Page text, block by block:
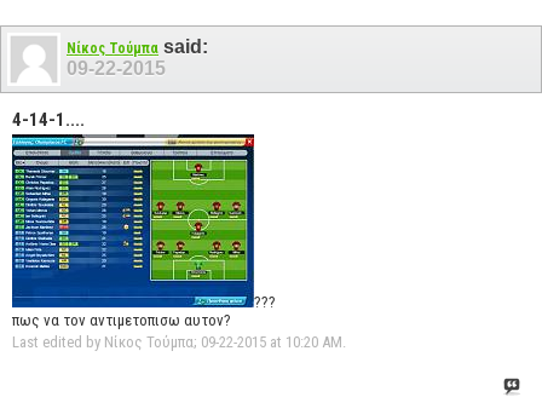
Νίκος Τούμπα said:
09-22-2015
4-14-1....
???
πως να τον αντιμετοπισω αυτον?
Last edited by Νίκος Τούμπα; 09-22-2015 at 10:20 AM